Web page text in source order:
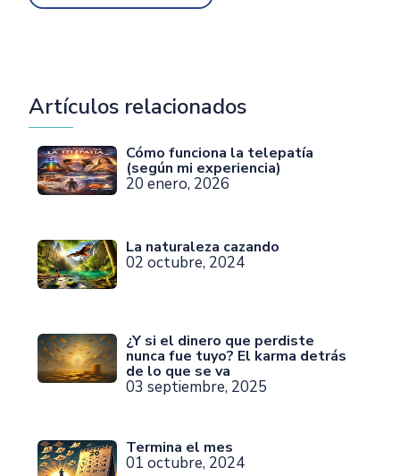
Artículos relacionados
Cómo funciona la telepatía
(según mi experiencia)
20 enero, 2026
La naturaleza cazando
02 octubre, 2024
¿Y si el dinero que perdiste
nunca fue tuyo? El karma detrás
de lo que se va
03 septiembre, 2025
Termina el mes
01 octubre, 2024